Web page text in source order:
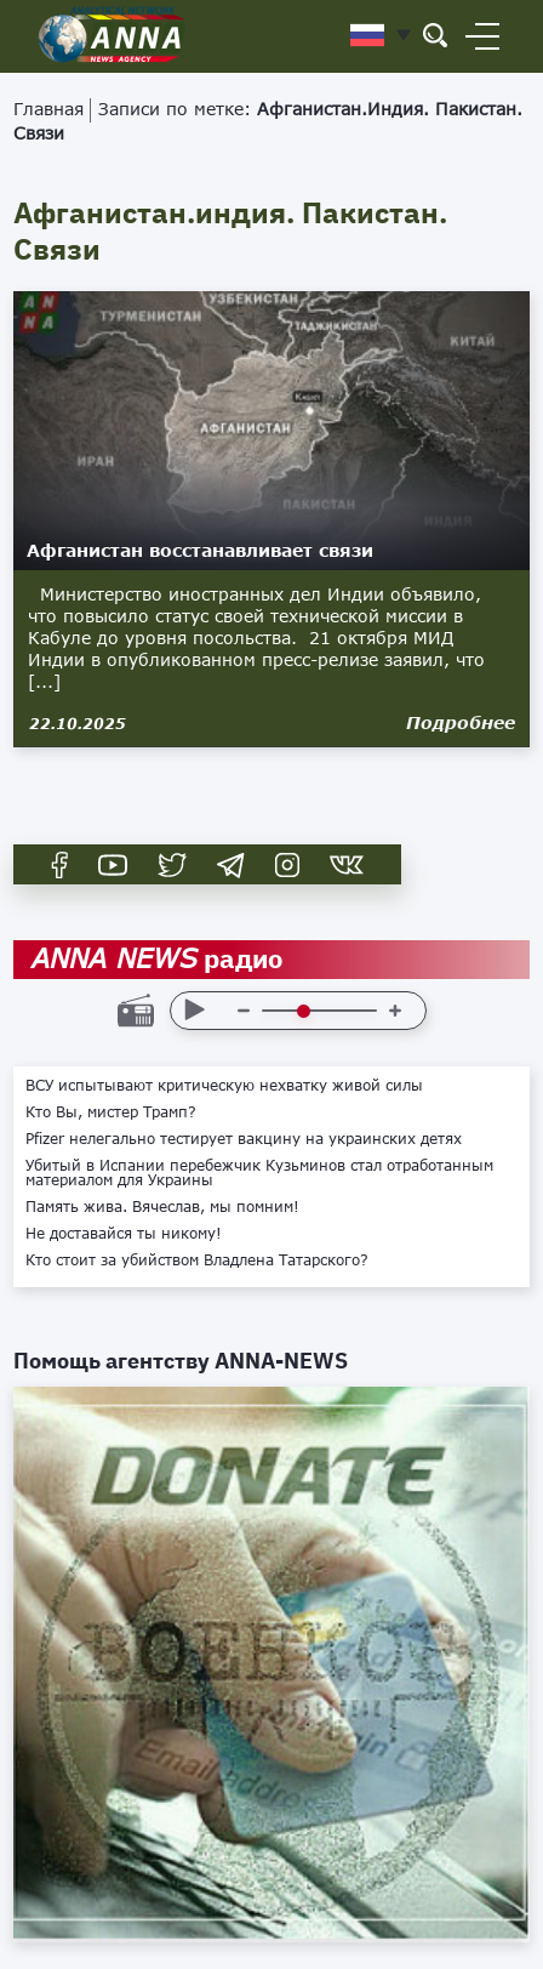
Главная Записи по метке:Афганистан.Индия. Пакистан.
Связи
Афганистан.индия. Пакистан.
Связи
Афганистан восстанавливает связи
Министерство иностранных дел Индии объявило,
что повысило статус своей технической миссии в
Кабуле до уровня посольства. 21 октября МИД
Индии в опубликованном пресс-релизе заявил, что
[...]
22.10.2025 Подробнее
ANNA NEWSрадио
ВСУ испытывают критическую нехватку живой силы
Кто Вы, мистер Трамп?
Pfizer нелегально тестирует вакцину на украинских детях
Убитый в Испании перебежчик Кузьминов стал отработанным
материалом для Украины
Память жива. Вячеслав, мы помним!
Не доставайся ты никому!
Кто стоит за убийством Владлена Татарского?
Помощь агентствуANNA-NEWS